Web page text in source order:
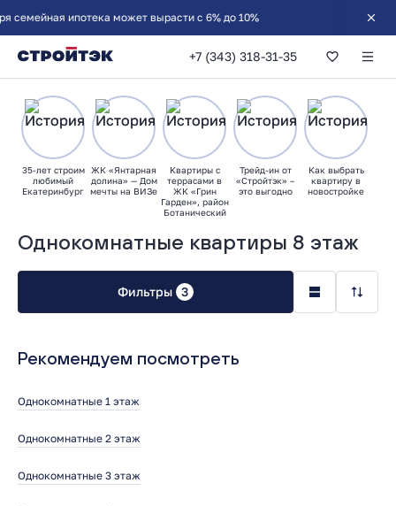
ипотека может вырасти с 6% до 10%
+7 (343) 318-31-35
Однокомнатные квартиры 8 этаж
35-лет строим
любимый
Екатеринбург
ЖК «Янтарная
долина» — Дом
мечты на ВИЗе
Квартиры с
террасами в
ЖК «Грин
Гарден», район
Ботанический
Трейд-ин от
«Стройтэк» –
это выгодно
Как выбрать
квартиру в
новостройке
Фильтры 3
Рекомендуем посмотреть
Однокомнатные 1 этаж
Однокомнатные 2 этаж
Однокомнатные 3 этаж